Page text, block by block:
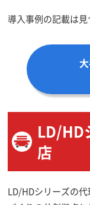
導入事例の記載は見
LD/HD
店
LD/HDシリーズの